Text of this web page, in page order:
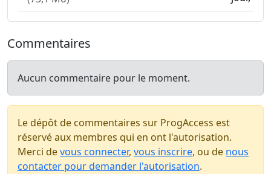
Commentaires
Aucun commentaire pour le moment.
Le dépôt de commentaires sur ProgAccess est
réservé aux membres qui en ont l'autorisation.
Merci devous connecter, vous inscrire, ou de nous
contacter pour demander l'autorisation.